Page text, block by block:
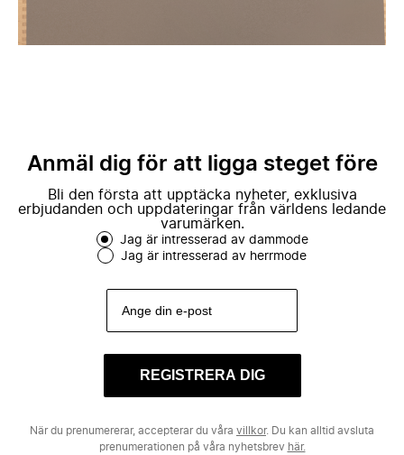
Anmäl dig för att ligga steget före
Bli den första att upptäcka nyheter, exklusiva
erbjudanden och uppdateringar från världens ledande
varumärken.
Jag är intresserad av dammode
Jag är intresserad av herrmode
REGISTRERA DIG
När du prenumererar, accepterar du våra villkor. Du kan alltid avsluta
prenumerationen på våra nyhetsbrev här.